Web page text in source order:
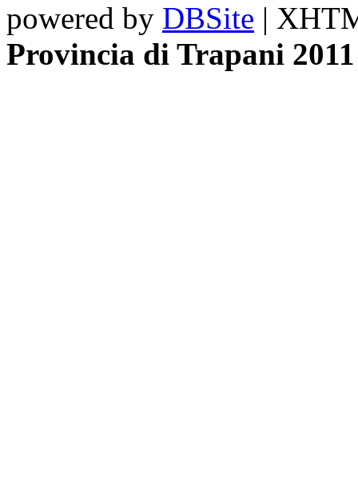
powered by DBSite |
Provincia di Trapani 2011